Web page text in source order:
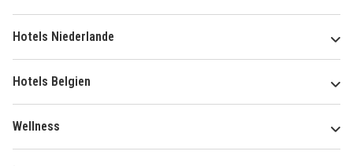
Hotels Niederlande
Hotels Belgien
Wellness